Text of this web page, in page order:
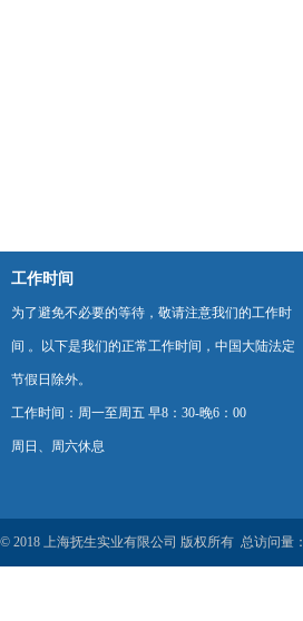
工作时间
为了避免不必要的等待，敬请注意我们的工作时
间 。以下是我们的正常工作时间，中国大陆法定
节假日除外。
工作时间：周一至周五 早8：30-晚6：00
周日、周六休息
© 2018 上海抚生实业有限公司 版权所有 总访问量：